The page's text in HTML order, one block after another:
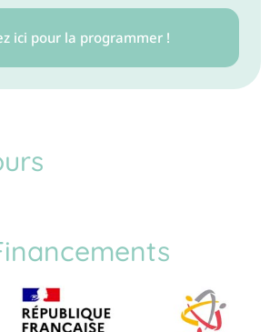
ici pour la programmer !